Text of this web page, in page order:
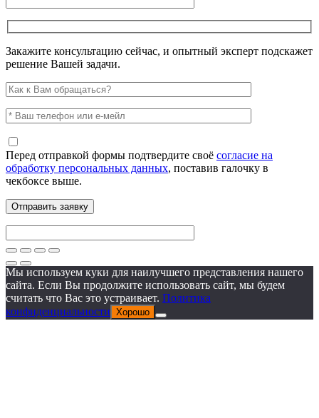
Закажите консультацию сейчас, и опытный эксперт подскажет
решение Вашей задачи.
Перед отправкой формы подтвердите своё согласие на
обработку персональных данных, поставив галочку в
чекбоксе выше.
Мы используем куки для наилучшего представления нашего
сайта. Если Вы продолжите использовать сайт, мы будем
считать что Вас это устраивает. Политика
конфиденциальности Хорошо